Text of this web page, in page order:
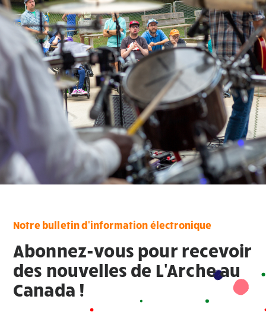
Notre bulletin d'information électronique
Abonnez-vous pour recevoir
des nouvelles de L'Arche au
Canada !